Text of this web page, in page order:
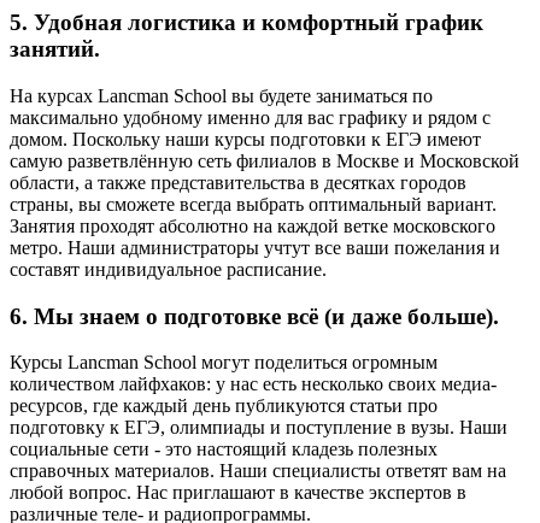
5. Удобная логистика и комфортный график
занятий.
На курсах Lancman School вы будете заниматься по
максимально удобному именно для вас графику и рядом с
домом. Поскольку наши курсы подготовки к ЕГЭ имеют
самую разветвлённую сеть филиалов в Москве и Московской
области, а также представительства в десятках городов
страны, вы сможете всегда выбрать оптимальный вариант.
Занятия проходят абсолютно на каждой ветке московского
метро. Наши администраторы учтут все ваши пожелания и
составят индивидуальное расписание.
6. Мы знаем о подготовке всё (и даже больше).
Курсы Lancman School могут поделиться огромным
количеством лайфхаков: у нас есть несколько своих медиа-
ресурсов, где каждый день публикуются статьи про
подготовку к ЕГЭ, олимпиады и поступление в вузы. Наши
социальные сети - это настоящий кладезь полезных
справочных материалов. Наши специалисты ответят вам на
любой вопрос. Нас приглашают в качестве экспертов в
различные теле- и радиопрограммы.